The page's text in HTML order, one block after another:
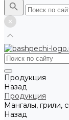
Продукция
Назад
Продукция
Мангалы, грили,
Назад